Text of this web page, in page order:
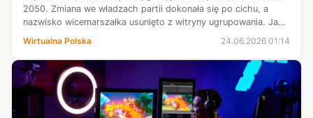
2050. Zmiana we władzach partii dokonała się po cichu, a
nazwisko wicemarszałka usunięto z witryny ugrupowania. Jak
ustalił TVN24, polityk założył niedawno w sieci grupę pod
Wirtualna Polska 24.06.2026 01:14